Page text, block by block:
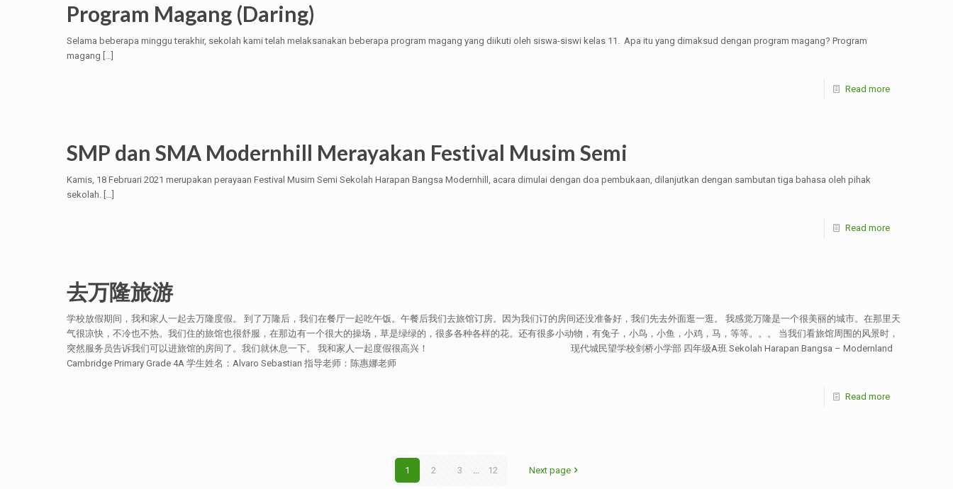
Program Magang (Daring)
Selama beberapa minggu terakhir, sekolah kami telah melaksanakan beberapa program magang yang diikuti oleh siswa-siswi kelas 11. Apa itu yang dimaksud dengan program magang? Program
magang […]
Read more
SMP dan SMA Modernhill Merayakan Festival Musim Semi
Kamis, 18 Februari 2021 merupakan perayaan Festival Musim Semi Sekolah Harapan Bangsa Modernhill, acara dimulai dengan doa pembukaan, dilanjutkan dengan sambutan tiga bahasa oleh pihak
sekolah. […]
Read more
去万隆旅游
学校放假期间，我和家人一起去万隆度假。 到了万隆后，我们在餐厅一起吃午饭。午餐后我们去旅馆订房。因为我们订的房间还没准备好，我们先去外面逛一逛。 我感觉万隆是一个很美丽的城市。在那里天
气很凉快，不冷也不热。我们住的旅馆也很舒服，在那边有一个很大的操场，草是绿绿的，很多各种各样的花。还有很多小动物，有兔子，小鸟，小鱼，小鸡，马，等等。。。 当我们看旅馆周围的风景时，
突然服务员告诉我们可以进旅馆的房间了。我们就休息一下。 我和家人一起度假很高兴！ 现代城民望学校剑桥小学部 四年级A班 Sekolah Harapan Bangsa – Modernland
Cambridge Primary Grade 4A 学生姓名：Alvaro Sebastian 指导老师：陈惠娜老师
Read more
1 2 3 ... 12 Next page